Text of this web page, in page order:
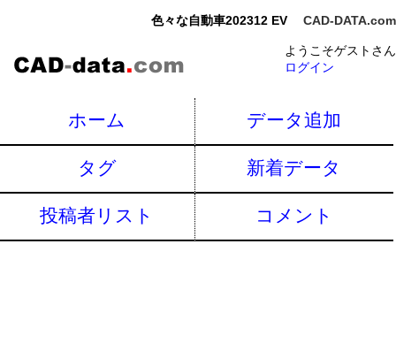
色々な自動車202312 EV CAD-DATA.com
ようこそゲストさん
ログイン
ホーム データ追加
タグ 新着データ
投稿者リスト コメント